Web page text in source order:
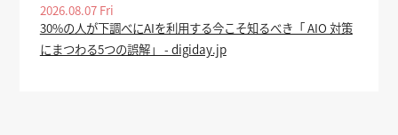
2026.08.07 Fri
30%の人が下調べにAIを利用する今こそ知るべき「 AIO 対策
にまつわる5つの誤解」 - digiday.jp